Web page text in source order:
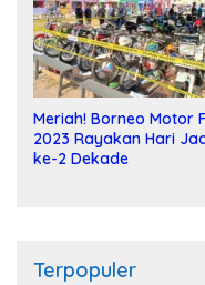
Meriah! Borneo Motor
2023 Rayakan Hari
ke-2 Dekade
Terpopuler